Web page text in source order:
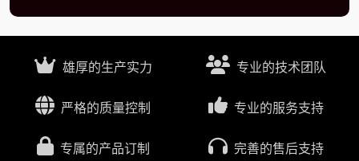
雄厚的生产实力 专业的技术团队
严格的质量控制 专业的服务支持
专属的产品订制 完善的售后支持